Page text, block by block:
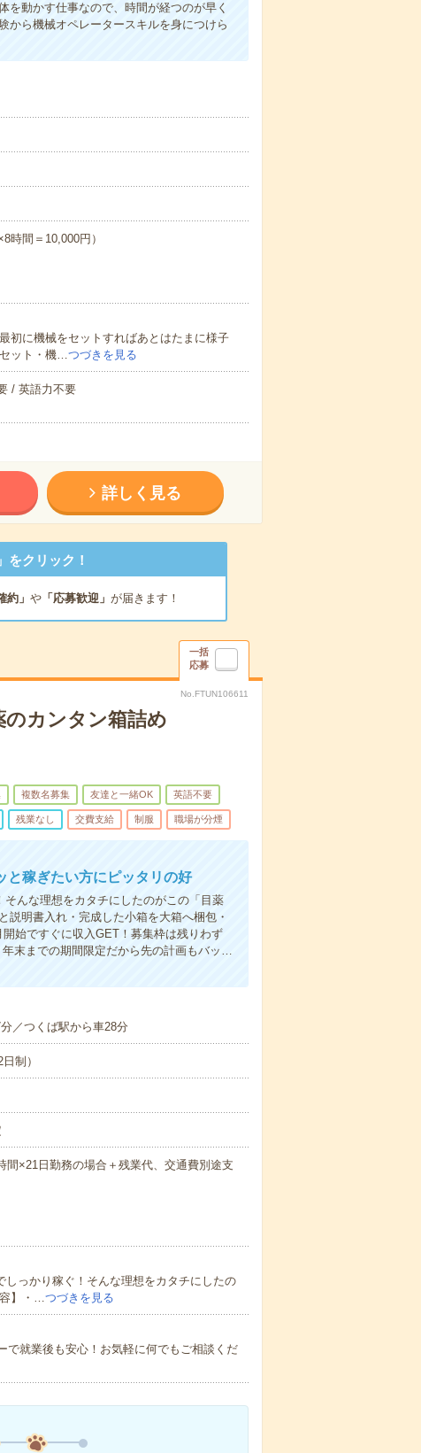
を動かす仕事なので、時間が経つのが早く
から機械オペレータースキルを身につけら
間＝10,000円）
初に機械をセットすればあとはたまに様子
ット・機…つづきを見る
/ 英語力不要
詳しく見る
クリック！
約」 や「応募歓迎」 が届きます！
一括
応募
No.FTUN106611
のカンタン箱詰め
複数名募集 友達と一緒OK 英語不要
残業なし 交費支給 制服 職場が分煙
と稼ぎたい方にピッタリの好
んな理想をカタチにしたのがこの「目薬
説明書入れ・完成した小箱を大箱へ梱包・
始ですぐに収入GET！募集枠は残りわず
末までの期間限定だから先の計画もバッ…
／つくば駅から車28分
制）
間×21日勤務の場合＋残業代、交通費別途支
っかり稼ぐ！そんな理想をカタチにしたの
】・…つづきを見る
就業後も安心！お気軽に何でもご相談くだ